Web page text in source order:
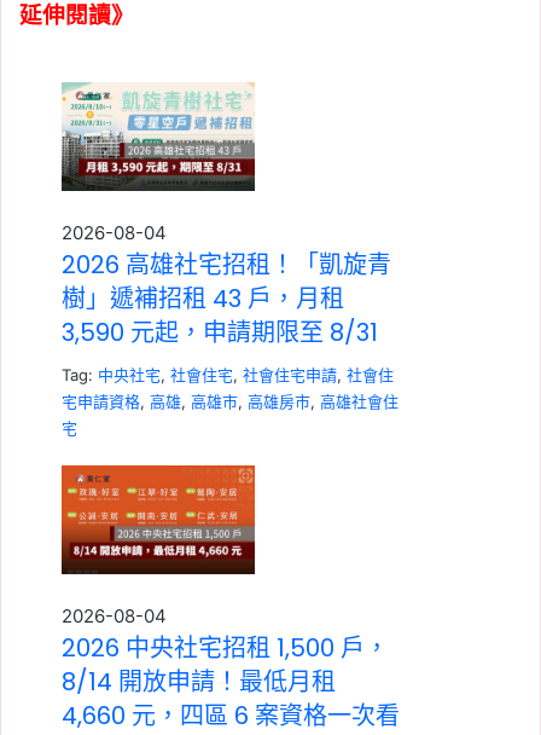
延伸閱讀》
2026-08-04
2026 高雄社宅招租！「凱旋青
樹」遞補招租 43 戶，月租
3,590 元起，申請期限至 8/31
Tag: 中央社宅, 社會住宅, 社會住宅申請, 社會住
宅申請資格, 高雄, 高雄市, 高雄房市, 高雄社會住
宅
2026-08-04
2026 中央社宅招租 1,500 戶，
8/14 開放申請！最低月租
4,660 元，四區 6 案資格一次看